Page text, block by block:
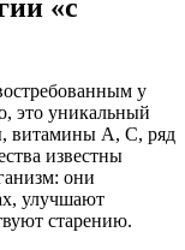
«с
у
это уникальный
витамины А, С, ряд
известны
они
улучшают
старению.